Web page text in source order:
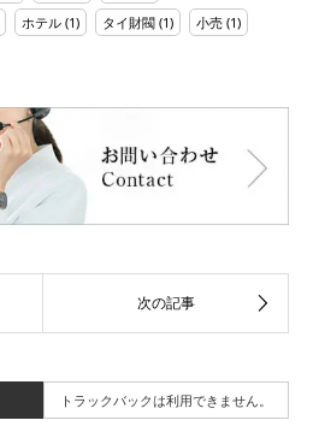
ホテル (1) タイ財閥 (1) 小売 (1)
トラックバックは利用できません。